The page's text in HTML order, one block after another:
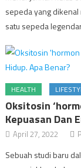
sepeda yang dikenal
satu sepeda
HEALTH
Oksitosin
Kepuasan Dan
April 27, 2022
Sebuah studi baru